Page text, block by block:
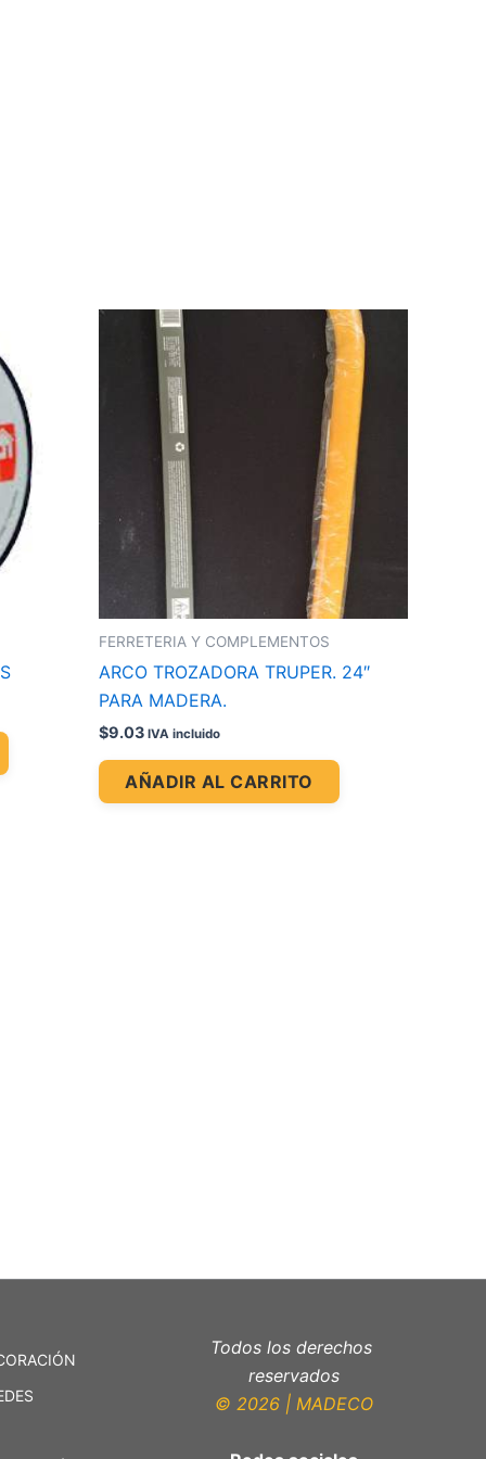
FERRETERIA Y COMPLEMENTOS
ARCO TROZADORA TRUPER. 24″
PARA MADERA.
$9.03 IVA incluido
AÑADIR AL CARRITO
Todos los derechos
reservados
© 2026 | MADECO